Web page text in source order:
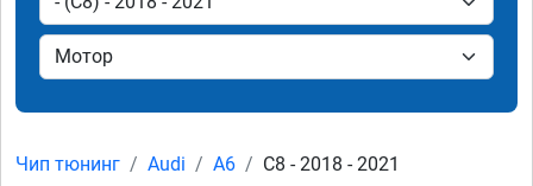
Чип тюнинг Audi A6 C8 - 2018 - 2021